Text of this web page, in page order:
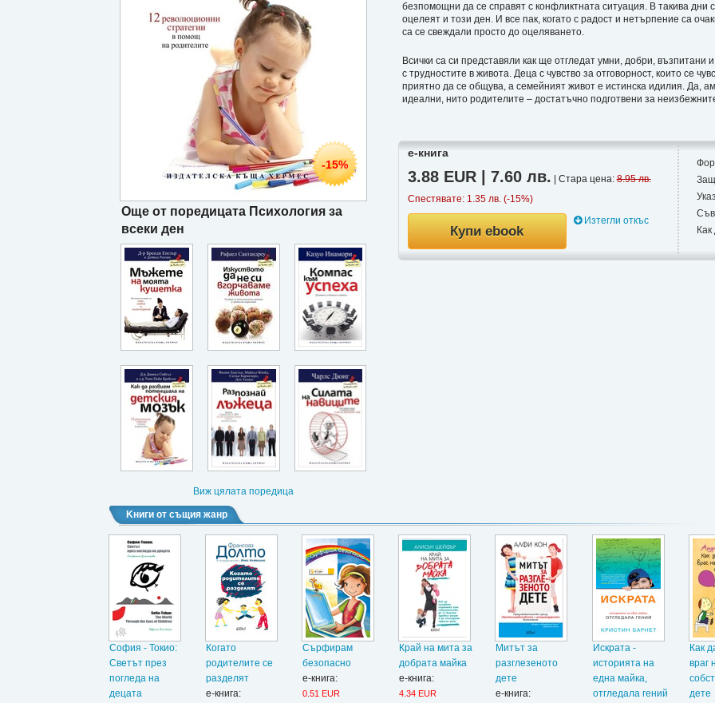
-15%
Още от поредицата Психология за
всеки ден
Виж цялата поредица
безпомощни да се справят с конфликтната ситуация. В такива дни
оцелеят и този ден. И все пак, когато с радост и нетърпение са
са се свеждали просто до оцеляването.
Всички са си представяли как ще отгледат умни, добри,
с трудностите в живота. Деца с чувство за отговорност, които се
приятно да се общува, а семейният живот е истинска идилия. Да,
идеални, нито родителите – достатъчно подготвени за
е-книга
3.88 EUR | 7.60 лв. | Стара цена:8.95 лв.
Спестявате: 1.35 лв. (-15%)
Купи ebook
Изтегли откъс
Как
Kниги от същия жанр
София - Токио:
Светът през
погледа на
децата
Когато
родителите се
разделят
е-книга:
Сърфирам
безопасно
е-книга:
0.51 EUR
Край на мита за
добрата майка
е-книга:
4.34 EUR
Митът за
разглезеното
дете
е-книга:
Искрата -
историята на
една майка,
отгледала гений
Как
враг
дете